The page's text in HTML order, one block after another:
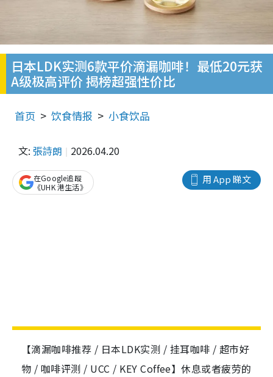
日本LDK实测6款平价滴漏咖啡！最低20元获
A级极高评价 揭榜超强性价比
首页 饮食情报 小食饮品
文: 張詩朗 2026.04.20
用 App 睇文
在Google追蹤
《UHK 港生活》
【滴漏咖啡推荐 / 日本LDK实测 / 挂耳咖啡 / 超市好
物 / 咖啡评测 / UCC / KEY Coffee】休息或者疲劳的